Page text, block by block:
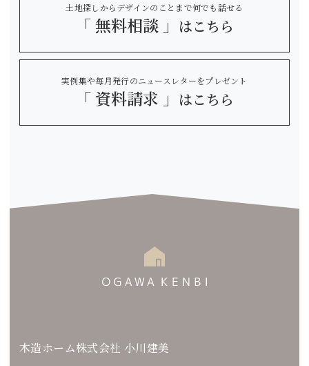
土地探しからデザインのことまで何でも話せる
「 無料相談 」 はこちら
実例集や毎月発行のニュースレターをプレゼント
「 資料請求 」 はこちら
木造ホーム株式会社 小川建美